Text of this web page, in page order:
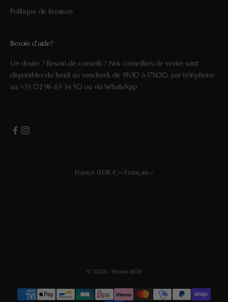
Politique de livraison
Besoin d'aide?
Un doute ? Besoin de conseils ? Nos conseillers de vente sont
disponibles du lundi au vendredi, de 9h30 à 17h00, par téléphone
au +33 02 96 63 34 50 ou via WhatsApp
France (EUR €) Français
© 2026 - Plisson 1808